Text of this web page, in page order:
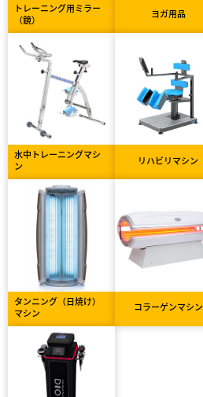
トレーニング用ミラー
（鏡）
ヨガ用品
水中トレーニングマシ
ン
リハビリマシン
タンニング（日焼け）
マシン
コラーゲンマシン